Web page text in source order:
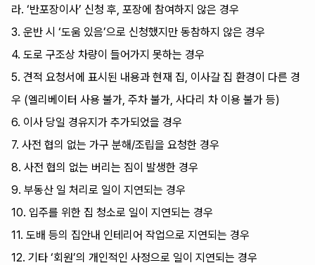
라. ‘반포장이사’ 신청 후, 포장에 참여하지 않은 경우
3. 운반 시 ‘도움 있음’으로 신청했지만 동참하지 않은 경우
4. 도로 구조상 차량이 들어가지 못하는 경우
5. 견적 요청서에 표시된 내용과 현재 집, 이사갈 집 환경이 다른 경
우 (엘리베이터 사용 불가, 주차 불가, 사다리 차 이용 불가 등)
6. 이사 당일 경유지가 추가되었을 경우
7. 사전 협의 없는 가구 분해/조립을 요청한 경우
8. 사전 협의 없는 버리는 짐이 발생한 경우
9. 부동산 일 처리로 일이 지연되는 경우
10. 입주를 위한 집 청소로 일이 지연되는 경우
11. 도배 등의 집안내 인테리어 작업으로 지연되는 경우
12. 기타 ‘회원’의 개인적인 사정으로 일이 지연되는 경우